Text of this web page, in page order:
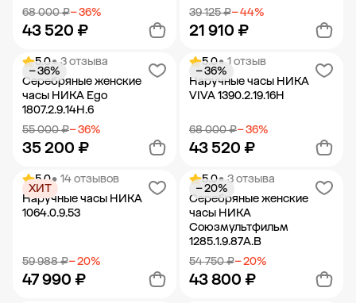
68 000 ₽− 36%
43 520 ₽
Добавить в корзину
39 125 ₽− 44%
21 910 ₽
Добавить в корзину
5.0• 3 отзыва
Серебряные женские
часы НИКА Ego
1807.2.9.14H.6
55 000 ₽− 36%
35 200 ₽
− 36%
Добавить в корзину
5.0• 1 отзыв
Наручные часы НИКА
VIVA 1390.2.19.16H
68 000 ₽− 36%
43 520 ₽
− 36%
Добавить в корзину
5.0• 14 отзывов
Наручные часы НИКА
1064.0.9.53
59 988 ₽− 20%
47 990 ₽
ХИТ
5.0• 3 отзыва
Серебряные женские
часы НИКА
Союзмультфильм
1285.1.9.87A.B
54 750 ₽− 20%
43 800 ₽
− 20%